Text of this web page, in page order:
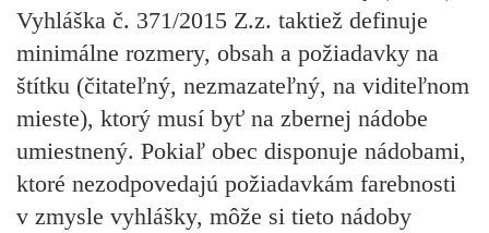
Vyhláška č. 371/2015 Z.z. taktiež definuje
minimálne rozmery, obsah a požiadavky na
štítku (čitateľný, nezmazateľný, na viditeľnom
mieste), ktorý musí byť na zbernej nádobe
umiestnený. Pokiaľ obec disponuje nádobami,
ktoré nezodpovedajú požiadavkám farebnosti
v zmysle vyhlášky, môže si tieto nádoby